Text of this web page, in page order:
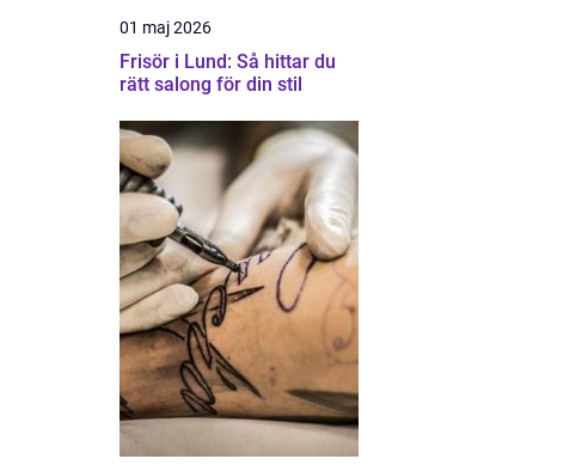
01 maj 2026
Frisör i Lund: Så hittar du
rätt salong för din stil